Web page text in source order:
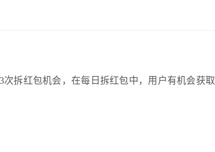
次拆红包机会，在每日拆红包中，用户有机会获取